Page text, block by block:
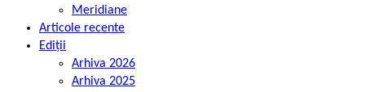
Meridiane
Articole recente
Ediții
Arhiva 2026
Arhiva 2025